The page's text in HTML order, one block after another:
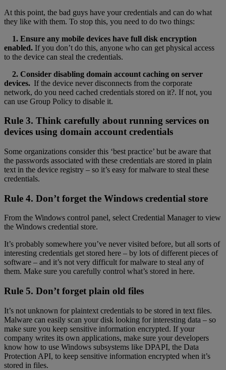
At this point, the bad guys have your credentials and can do what
they like with them. To stop this, you need to do two things:
1. Ensure any mobile devices have full disk encryption
enabled. If you don’t do this, anyone who can get physical access
to the device can steal the credentials.
2. Consider disabling domain account caching on server
devices. If the device never disconnects from the corporate
network, do you need cached credentials stored on it?. If not, you
can use Group Policy to disable it.
Rule 3. Think carefully about running services on
devices using domain account credentials
Some organizations consider this ‘best practice’ but be aware that
the passwords associated with these credentials are stored in plain
text in the device registry – so it’s easy for malware to steal these
credentials.
Rule 4. Don’t forget the Windows credential store
From the Windows control panel, select Credential Manager to view
the Windows credential store.
It’s probably somewhere you’ve never visited before, but all sorts of
interesting credentials get stored here – by lots of different pieces of
software – and it’s not very difficult for malware to steal any of
them. Make sure you carefully control what’s stored in here.
Rule 5. Don’t forget plain old files
It’s not unknown for plaintext credentials to be stored in text files.
Malware can easily scan your disk looking for interesting data – so
make sure you keep sensitive information encrypted. If your
company writes its own applications, make sure your developers
know how to use Windows subsystems like DPAPI, the Data
Protection API, to keep sensitive information encrypted when it’s
stored in files.